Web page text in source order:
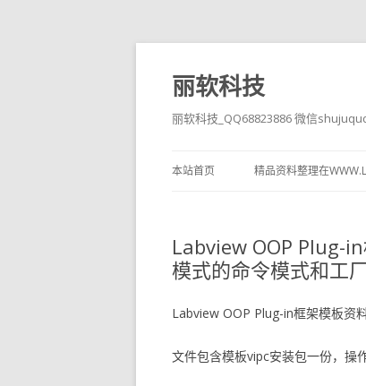
丽软科技
丽软科技_QQ68823886 微信
本站首页 精品资料整理在
Labview OOP Plug-
模式的命令模式和工厂
Labview OOP Plug-in框架模板资
文件包含模板vipc安装包一份，操